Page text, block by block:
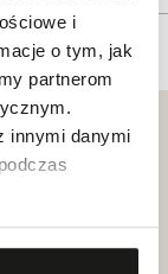
i
o tym, jak
partnerom
innymi danymi